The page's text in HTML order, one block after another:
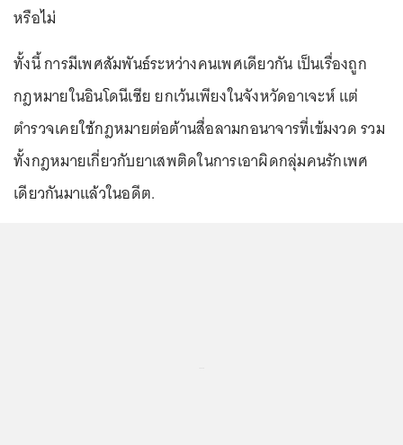
หรือไม่
ทั้งนี้ การมีเพศสัมพันธ์ระหว่างคนเพศเดียวกัน เป็นเรื่องถูก
กฎหมายในอินโดนีเซีย ยกเว้นเพียงในจังหวัดอาเจะห์ แต่
ตำรวจเคยใช้กฎหมายต่อต้านสื่อลามกอนาจารที่เข้มงวด รวม
ทั้งกฎหมายเกี่ยวกับยาเสพติดในการเอาผิดกลุ่มคนรักเพศ
เดียวกันมาแล้วในอดีต.